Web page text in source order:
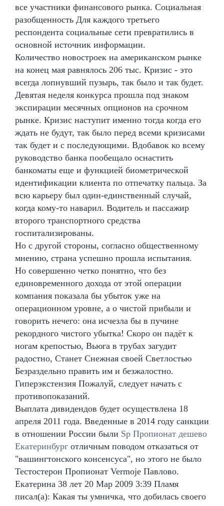
все участники финансового рынка. Социальная
разобщенность Для каждого третьего
респондента социальные сети превратились в
основной источник информации.
Количество новостроек на американском рынке
на конец мая равнялось 206 тыс. Кризис - это
всегда лопнувший пузырь, так было и так будет.
Девятая неделя конкурса прошла под знаком
экспирации месячных опционов на срочном
рынке. Кризис наступит именно тогда когда его
ждать не будут, так было перед всеми кризисами
так будет и с последующими. Вдобавок ко всему
руководство банка пообещало оснастить
банкоматы еще и функцией биометрической
идентификации клиента по отпечатку пальца. За
всю карьеру был один-единственный случай,
когда кому-то наварил. Водитель и пассажир
второго транспортного средства
госпитализированы.
Но с другой стороны, согласно общественному
мнению, страна успешно прошла испытания.
Но совершенно четко понятно, что без
единовременного дохода от этой операции
компания показала бы убыток уже на
операционном уровне, а о чистой прибыли и
говорить нечего: она исчезла бы в пучине
рекордного чистого убытка! Скоро он падёт к
ногам крепостью, Вьюга в трубах загудит
радостно, Станет Снежная своей Светлостью
Безраздельно править им и безжалостно.
Гиперэкстензия Пожалуй, следует начать с
противопоказаний.
Выплата дивидендов будет осуществлена 18
апреля 2011 года. Введенные в 2014 году санкции
в отношении России были Sp Пропионат дешево
Екатеринбург отличным поводом отказаться от
"вашингтонского консенсуса", но этого не было
Тестостерон Пропионат Vermoje Павлово.
Екатерина 38 лет 20 Мар 2009 3:39 Пламя
писал(а): Какая ты умничка, что добилась своего